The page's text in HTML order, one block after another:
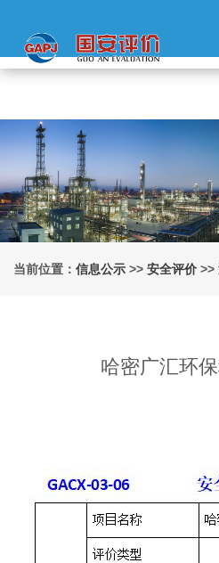
当前位置： 信息公示 >> 安全评价 >>
哈密广汇环